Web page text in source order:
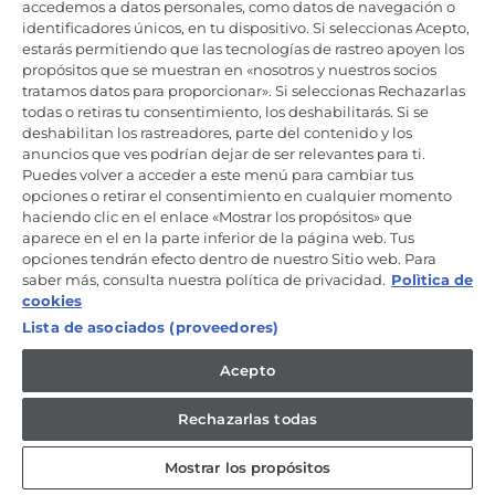
Productos de cuidado y mantenimiento
Mantente en contacto
Regístrate ahora
Candy Hoover Group Srl –con accionista único, empresa que
gestiona y coordina la actividad de Candy S.p.A, con domicilio fiscal
en Via Comolli, 57 - 20861 Brugherio (MB) – Sede administrativa: Via
Privata Eden Fumagalli - 20861 Brugherio (MB). - Italia con capital
Mercantil/ tributación de Monza y Brianza 04666310158 – IVA núm.
IT00786860965
ES / Español
accedemos a datos personales, como datos de navegación o
identificadores únicos, en tu dispositivo. Si seleccionas Acepto,
estarás permitiendo que las tecnologías de rastreo apoyen los
propósitos que se muestran en «nosotros y nuestros socios
tratamos datos para proporcionar». Si seleccionas Rechazarlas
todas o retiras tu consentimiento, los deshabilitarás. Si se
deshabilitan los rastreadores, parte del contenido y los
anuncios que ves podrían dejar de ser relevantes para ti.
Puedes volver a acceder a este menú para cambiar tus
opciones o retirar el consentimiento en cualquier momento
haciendo clic en el enlace «Mostrar los propósitos» que
aparece en el en la parte inferior de la página web. Tus
opciones tendrán efecto dentro de nuestro Sitio web. Para
saber más, consulta nuestra política de privacidad. Polìtica de
cookies
Lista de asociados (proveedores)
Acepto
Rechazarlas todas
Mostrar los propósitos